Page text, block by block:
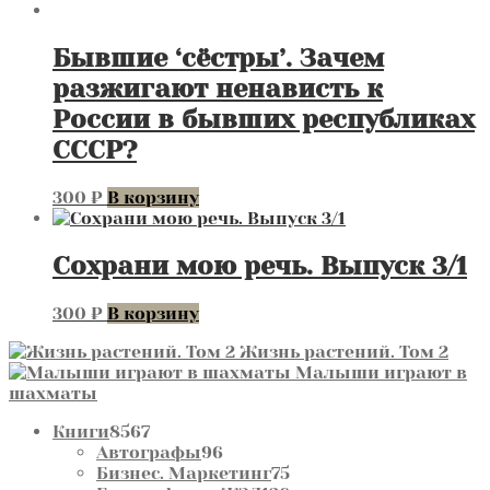
Бывшие ‘сёстры’. Зачем
разжигают ненависть к
России в бывших республиках
СССР?
300 ₽ В корзину
Сохрани мою речь. Выпуск 3/1
300 ₽ В корзину
Жизнь растений. Том 2
Малыши играют в
шахматы
Книги85678567
товаров
Автографы9696
товаров
Бизнес. Маркетинг7575